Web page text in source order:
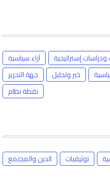
آراء سياسية ودراسات إستراتيجية
جهة التحرير
خبر وتحليل
نقطة نظام
الدين والمجتمع توثيقيات